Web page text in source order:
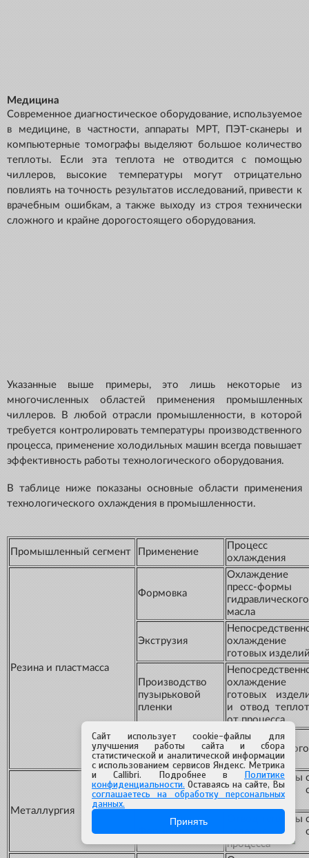
Медицина
Современное диагностическое оборудование, используемое
в медицине, в частности, аппараты МРТ, ПЭТ-сканеры и
компьютерные томографы выделяют большое количество
теплоты. Если эта теплота не отводится с помощью
чиллеров, высокие температуры могут отрицательно
повлиять на точность результатов исследований, привести к
врачебным ошибкам, а также выходу из строя технически
сложного и крайне дорогостоящего оборудования.
Указанные выше примеры, это лишь некоторые из
многочисленных областей применения промышленных
чиллеров. В любой отрасли промышленности, в которой
требуется контролировать температуры производственного
процесса, применение холодильных машин всегда повышает
эффективность работы технологического оборудования.
В таблице ниже показаны основные области применения
технологического охлаждения в промышленности.
Промышленный сегмент Применение
Процесс
охлаждения
Резина и пластмасса
Формовка
Охлаждение
пресс-формы
гидравлического
масла
Экструзия
охлаждение
готовых
Производство
пузырьковой
пленки
охлаждение
готовых
и отвод
от процесса
Прессование
Охлаждение
гидравлического
контура
Металлургия
Гальванопластика
и анодирование
Отвод теплоты
изделия и
процесса
Формовка
Отвод теплоты
изделия и
процесса
Сайт использует cookie-файлы для
улучшения работы сайта и сбора
статистической и аналитической информации
с использованием сервисов Яндекс. Метрика
и Callibri. Подробнее в Политике
конфиденциальности. Оставаясь на сайте, Вы
соглашаетесь на обработку персональных
данных.
Принять